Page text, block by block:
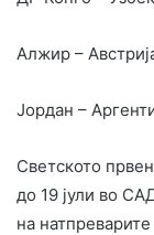
Алжир –
Јордан –
Светското
до 19 јули во
на